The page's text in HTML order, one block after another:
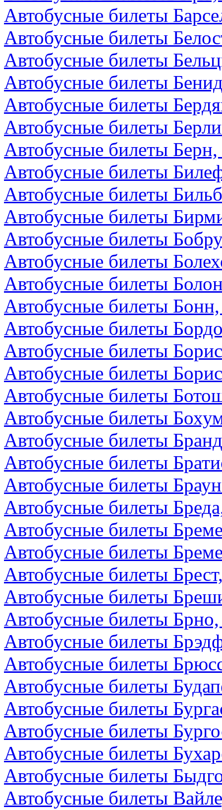
Автобусные билеты
Автобусные билеты
Автобусные билеты
Автобусные билеты
Автобусные билеты
Автобусные билеты
Автобусные билеты
Автобусные билеты
Автобусные билеты
Автобусные билеты
Автобусные билеты
Автобусные билеты
Автобусные билеты
Автобусные билеты
Автобусные билеты
Автобусные билеты
Автобусные билеты
Автобусные билеты
Автобусные билеты
Автобусные билеты
Автобусные билеты
Автобусные билеты
Автобусные билеты
Автобусные билеты
Автобусные билеты
Автобусные билеты
Автобусные билеты
Автобусные билеты
Автобусные билеты
Автобусные билеты
Автобусные билеты
Автобусные билеты
Автобусные билеты
Автобусные билеты
Автобусные билеты
Автобусные билеты